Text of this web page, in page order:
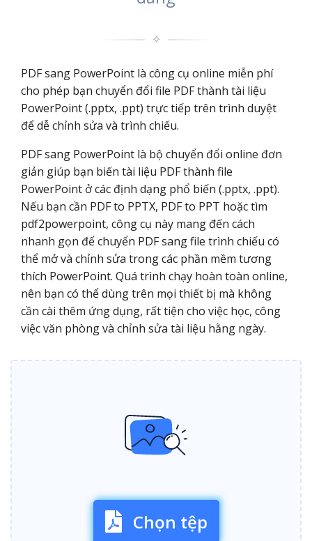
✧
PDF sang PowerPoint là công cụ online miễn phí
cho phép bạn chuyển đổi file PDF thành tài liệu
PowerPoint (.pptx, .ppt) trực tiếp trên trình duyệt
để dễ chỉnh sửa và trình chiếu.
PDF sang PowerPoint là bộ chuyển đổi online đơn
giản giúp bạn biến tài liệu PDF thành file
PowerPoint ở các định dạng phổ biến (.pptx, .ppt).
Nếu bạn cần PDF to PPTX, PDF to PPT hoặc tìm
pdf2powerpoint, công cụ này mang đến cách
nhanh gọn để chuyển PDF sang file trình chiếu có
thể mở và chỉnh sửa trong các phần mềm tương
thích PowerPoint. Quá trình chạy hoàn toàn online,
nên bạn có thể dùng trên mọi thiết bị mà không
cần cài thêm ứng dụng, rất tiện cho việc học, công
việc văn phòng và chỉnh sửa tài liệu hằng ngày.
Chọn tệp